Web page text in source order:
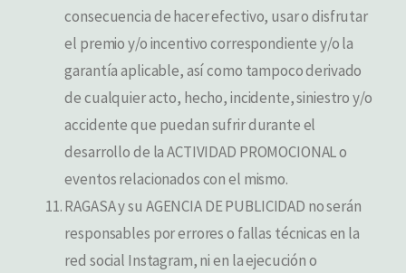
consecuencia de hacer efectivo, usar o disfrutar
el premio y/o incentivo correspondiente y/o la
garantía aplicable, así como tampoco derivado
de cualquier acto, hecho, incidente, siniestro y/o
accidente que puedan sufrir durante el
desarrollo de la ACTIVIDAD PROMOCIONAL o
eventos relacionados con el mismo.
RAGASA y su AGENCIA DE PUBLICIDAD no serán
responsables por errores o fallas técnicas en la
red social Instagram, ni en la ejecución o